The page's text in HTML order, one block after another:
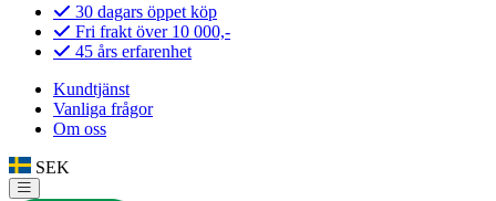
30 dagars öppet köp
Fri frakt över 10 000,-
45 års erfarenhet
Kundtjänst
Vanliga frågor
Om oss
SEK